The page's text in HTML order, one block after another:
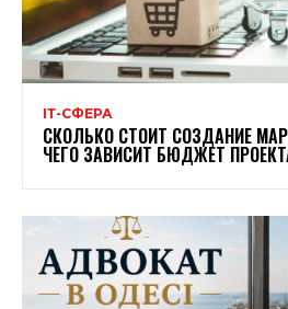
ІТ-СФЕРА
СКОЛЬКО СТОИТ СОЗДАНИЕ
ЧЕГО ЗАВИСИТ БЮДЖЕТ